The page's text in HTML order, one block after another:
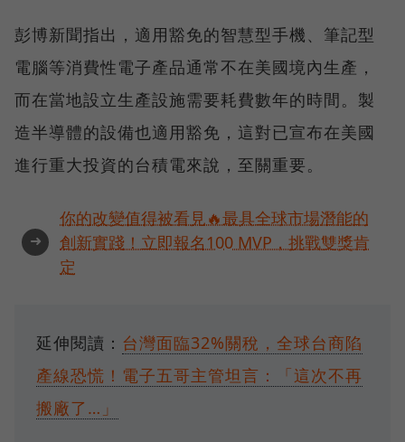
彭博新聞指出，適用豁免的智慧型手機、筆記型
電腦等消費性電子產品通常不在美國境內生產，
而在當地設立生產設施需要耗費數年的時間。製
造半導體的設備也適用豁免，這對已宣布在美國
進行重大投資的台積電來說，至關重要。
➜
你的改變值得被看見🔥最具全球市場潛能的
創新實踐！立即報名100 MVP，挑戰雙獎肯
定
延伸閱讀： 台灣面臨32%關稅，全球台商陷
產線恐慌！電子五哥主管坦言：「這次不再
搬廠了…」